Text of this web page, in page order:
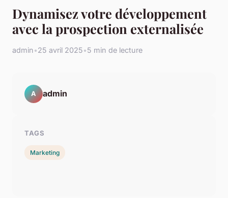
Dynamisez votre développement
avec la prospection externalisée
admin•25 avril 2025•5 min de lecture
A admin
TAGS
Marketing